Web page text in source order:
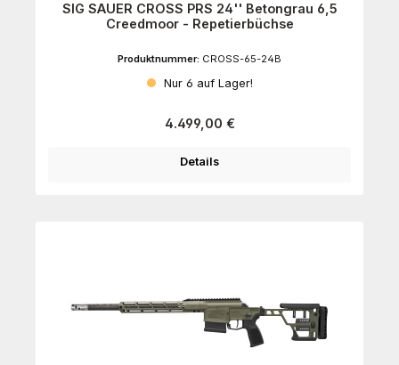
SIG SAUER CROSS PRS 24'' Betongrau 6,5
Creedmoor - Repetierbüchse
Produktnummer: CROSS-65-24B
Nur 6 auf Lager!
Regulärer Preis:
4.499,00 €
Details